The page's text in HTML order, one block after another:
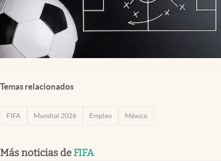
Temas relacionados
FIFA Mundial 2026 Empleo México
Más noticias de FIFA